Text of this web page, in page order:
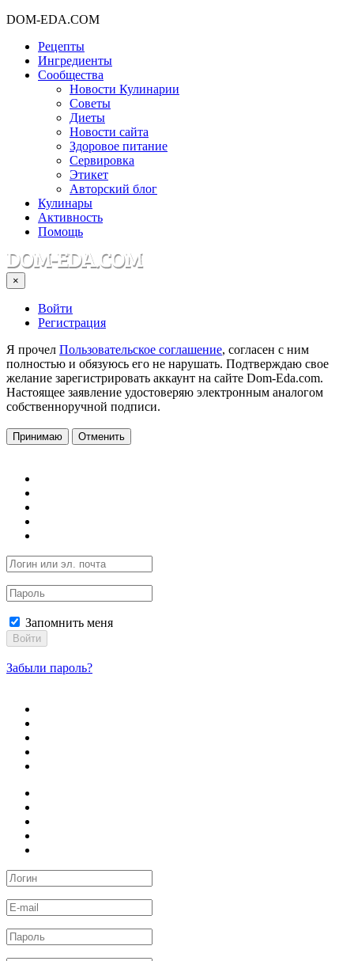
DOM-EDA.COM
Рецепты
Ингредиенты
Сообщества
Новости Кулинарии
Советы
Диеты
Новости сайта
Здоровое питание
Сервировка
Этикет
Авторский блог
Кулинары
Активность
Помощь
×
Войти
Регистрация
Я прочел Пользовательское соглашение, согласен с ним
полностью и обязуюсь его не нарушать. Подтверждаю свое
желание зарегистрировать аккаунт на сайте Dom-Eda.com.
Настоящее заявление удостоверяю электронным аналогом
собственноручной подписи.
Принимаю Отменить
Запомнить меня
Войти
Забыли пароль?